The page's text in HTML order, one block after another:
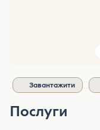
Завантажити
Послуги